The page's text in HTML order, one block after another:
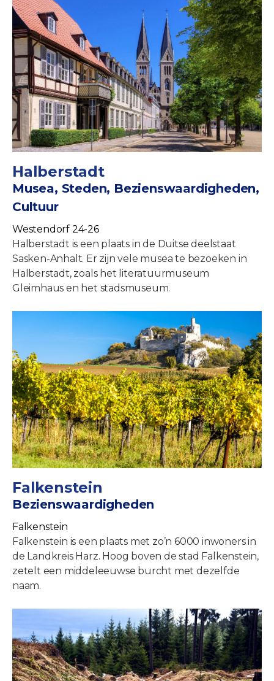
Halberstadt
Musea, Steden, Bezienswaardigheden,
Cultuur
Westendorf 24-26
Halberstadt is een plaats in de Duitse deelstaat
Sasken-Anhalt. Er zijn vele musea te bezoeken in
Halberstadt, zoals het literatuurmuseum
Gleimhaus en het stadsmuseum.
Falkenstein
Bezienswaardigheden
Falkenstein
Falkenstein is een plaats met zo’n 6000 inwoners in
de Landkreis Harz. Hoog boven de stad Falkenstein,
zetelt een middeleeuwse burcht met dezelfde
naam.